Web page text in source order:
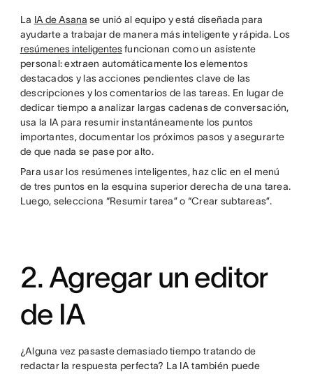
La IA de Asana se unió al equipo y está diseñada para
ayudarte a trabajar de manera más inteligente y rápida. Los
resúmenes inteligentesfuncionan como un asistente
personal: extraen automáticamente los elementos
destacados y las acciones pendientes clave de las
descripciones y los comentarios de las tareas. En lugar de
dedicar tiempo a analizar largas cadenas de conversación,
usa la IA para resumir instantáneamente los puntos
importantes, documentar los próximos pasos y asegurarte
de que nada se pase por alto.
Para usar los resúmenes inteligentes, haz clic en el menú
de tres puntos en la esquina superior derecha de una tarea.
Luego, selecciona “Resumir tarea” o “Crear subtareas”.
2. Agregar un editor
de IA
¿Alguna vez pasaste demasiado tiempo tratando de
redactar la respuesta perfecta? La IA también puede